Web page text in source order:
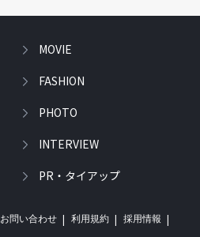
MOVIE
FASHION
PHOTO
INTERVIEW
PR・タイアップ
お問い合わせ 利用規約 採用情報